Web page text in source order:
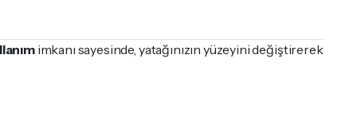
imkanı sayesinde, yatağınızın yüzeyini değiştirerek